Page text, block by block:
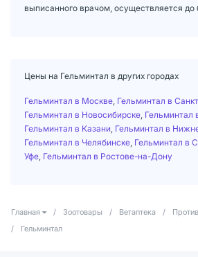
выписанного врачом, осуществляется
Цены на Гельминтал в других городах
Гельминтал в Москве Гельминтал в
Гельминтал в Новосибирске Гельминтал
Гельминтал в Казани Гельминтал в
Гельминтал в Челябинске Гельминтал в
Уфе Гельминтал в Ростове-на-Дону
Главная / Зоотовары / Ветаптека /
/
Гельминтал